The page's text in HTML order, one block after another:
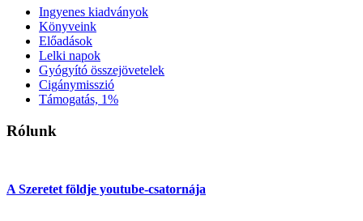
Ingyenes kiadványok
Könyveink
Előadások
Lelki napok
Gyógyító összejövetelek
Cigánymisszió
Támogatás, 1%
Rólunk
A Szeretet földje youtube-csatornája